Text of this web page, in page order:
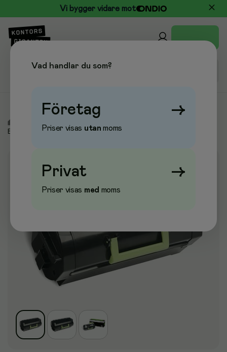
Vi bygger vidare mot
Bläckpatroner
Vad handlar du som?
Företag →
Priser visas utan moms
Privat →
Priser visas med moms